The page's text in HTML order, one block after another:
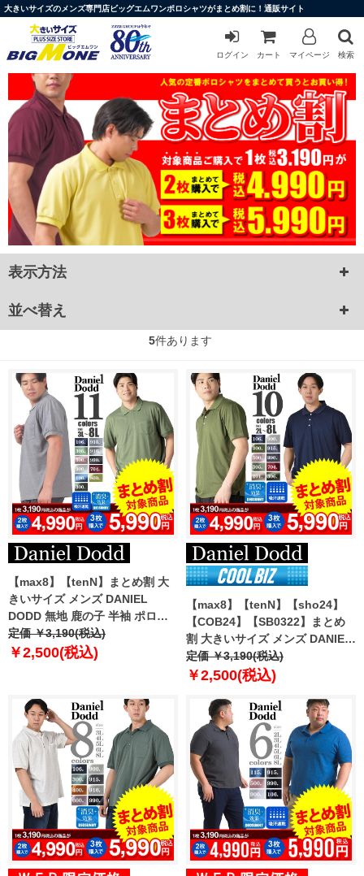
大きいサイズのメンズ専門店ビッグエムワンポロシャツがまとめ割に！通販サイト
ログイン カート マイページ 検索
表示方法
並べ替え
5件あります
【max8】【tenN】まとめ割 大
きいサイズ メンズ DANIEL
DODD 無地 鹿の子 半袖 ポロシ
ャツ 吸汗速乾 azpr-009020s
【t2501】
定価 ￥3,190(税込)
￥2,500(税込)
【max8】【tenN】【sho24】
【COB24】【SB0322】まとめ
割 大きいサイズ メンズ DANIEL
DODD 吸汗速乾 半袖 無地 スポ
ーツ ポロシャツ azpr-009008h
定価 ￥3,190(税込)
￥2,500(税込)